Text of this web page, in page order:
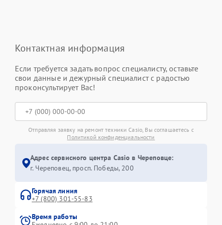
Контактная информация
Если требуется задать вопрос специалисту, оставьте
свои данные и дежурный специалист с радостью
проконсультирует Вас!
Отправляя заявку на ремонт техники Casio, Вы соглашаетесь с
Политикой конфиденциальности
Адрес сервисного центра Casio в Череповце:
г. Череповец, просп. Победы, 200
Горячая линия
+7 (800) 301-55-83
Время работы